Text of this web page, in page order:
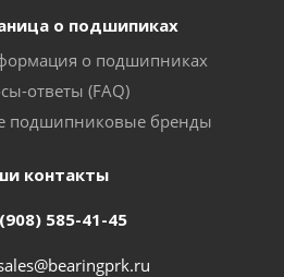
о подшипиках
о подшипниках
ответы (FAQ)
подшипниковые бренды
контакты
585-41-45